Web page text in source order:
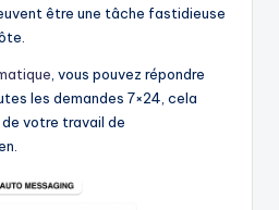
être une tâche fastidieuse
, vous pouvez répondre
les demandes 7×24, cela
de votre travail de